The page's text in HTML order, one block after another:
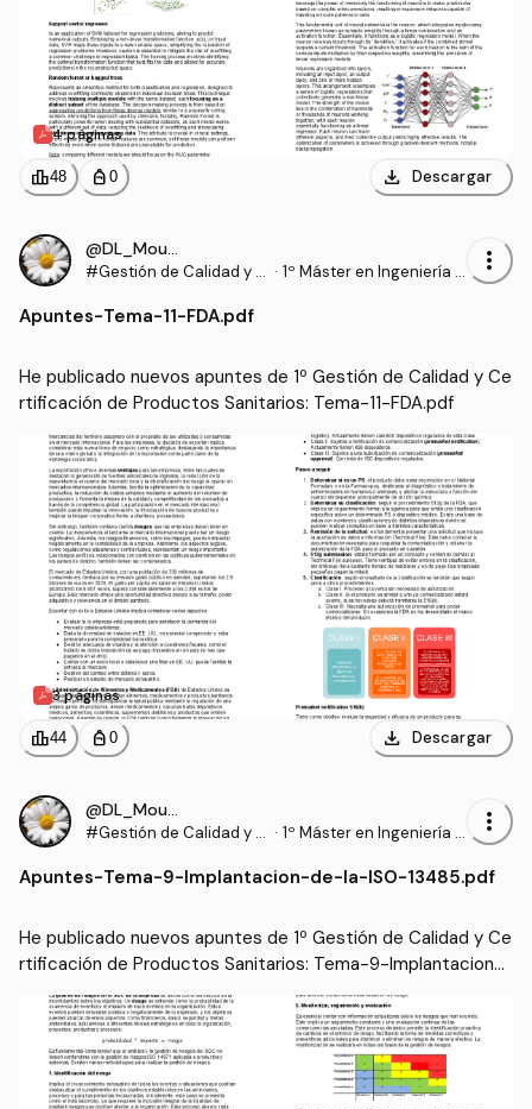
4 páginas
leaderboard48 personal_bag 0 download Descargar
@DL_Moura
#Gestión de Calidad y C
s Sanitarios
· 1º Máster en Ingeniería B
more_vert
Apuntes-Tema-11-FDA.pdf
He publicado nuevos apuntes de 1º Gestión de Calidad y Ce
rtificación de Productos Sanitarios: Tema-11-FDA.pdf
3 páginas
leaderboard44 personal_bag 0 download Descargar
@DL_Moura
#Gestión de Calidad y C
s Sanitarios
· 1º Máster en Ingeniería B
more_vert
Apuntes-Tema-9-Implantacion-de-la-ISO-13485.pdf
He publicado nuevos apuntes de 1º Gestión de Calidad y Ce
rtificación de Productos Sanitarios: Tema-9-Implantacion-
de-la-ISO-13485.pdf